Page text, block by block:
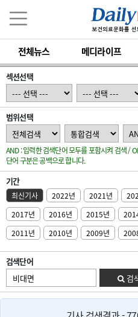
전체뉴스 메디라이프
섹션선택
범위선택
AND : 입력한 검색단어 모두를 포함시켜 검색 /
단어 구분은 공백으로 합니다.
기간
최신기사 2022년 2021년
2017년
2016년 2015년
2011년
2010년 2009년
검색단어
검